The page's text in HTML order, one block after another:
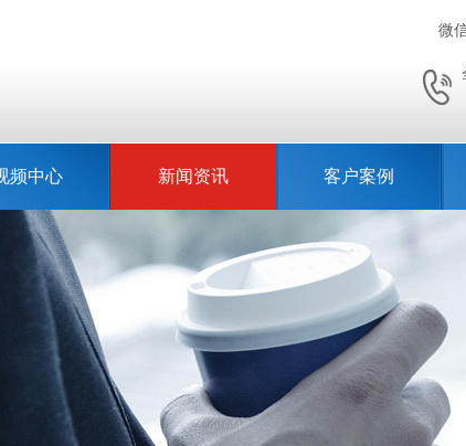
微
频中心 新闻资讯 客户案例